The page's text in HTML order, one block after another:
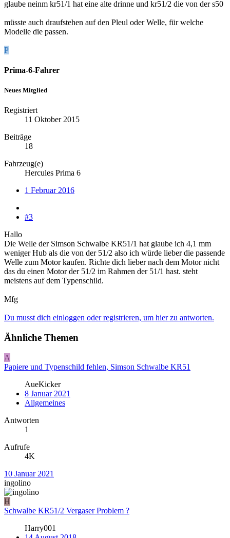
glaube neinm kr51/1 hat eine alte drinne und kr51/2 die von der s50
müsste auch draufstehen auf den Pleul oder Welle, für welche
Modelle die passen.
P
Prima-6-Fahrer
Neues Mitglied
Registriert
11 Oktober 2015
Beiträge
18
Fahrzeug(e)
Hercules Prima 6
1 Februar 2016
#3
Hallo
Die Welle der Simson Schwalbe KR51/1 hat glaube ich 4,1 mm
weniger Hub als die von der 51/2 also ich würde lieber die passende
Welle zum Motor kaufen. Richte dich lieber nach dem Motor nicht
das du einen Motor der 51/2 im Rahmen der 51/1 hast. steht
meistens auf dem Typenschild.
Mfg
Du musst dich einloggen oder registrieren, um hier zu antworten.
Ähnliche Themen
A
Papiere und Typenschild fehlen, Simson Schwalbe KR51
AueKicker
8 Januar 2021
Allgemeines
Antworten
1
Aufrufe
4K
10 Januar 2021
ingolino
H
Schwalbe KR51/2 Vergaser Problem ?
Harry001